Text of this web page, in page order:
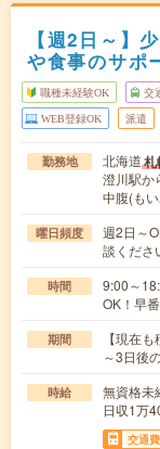
【週2日～】
や食事のサポ
職種未経験OK 交
WEB登録OK 派遣
勤務地 北海道札
澄川駅か
中腹(も
曜日頻度
週2日～
談くださ
時間
9:00～
OK！早
期間
【現在
～3日後
時給
無資格
日収1万
交通費